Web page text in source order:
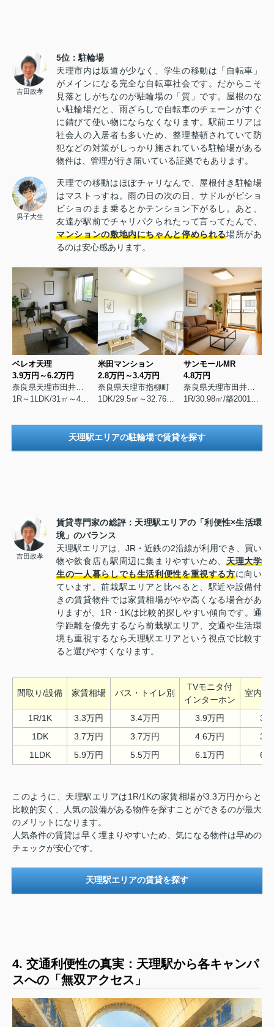
吉田政孝
5位：駐輪場
天理市内は坂道が少なく、学生の移動は「自転車」
がメインになる完全な自転車社会です。だからこそ
見落としがちなのが駐輪場の「質」です。屋根のな
い駐輪場だと、雨ざらしで自転車のチェーンがすぐ
に錆びて使い物にならなくなります。駅前エリアは
社会人の入居者も多いため、整理整頓されていて防
犯などの対策がしっかり施されている駐輪場がある
物件は、管理が行き届いている証拠でもあります。
男子大生
天理での移動はほぼチャリなんで、屋根付き駐輪場
はマストっすね。雨の日の次の日、サドルがビショ
ビショのまま乗るとかテンション下がるし。あと、
友達が駅前でチャリパクられたって言ってたんで、
マンションの敷地内にちゃんと停められる場所があ
るのは安心感あります。
ベレオ天理
3.9万円～6.2万円
奈良県天理市田井庄町
1R～1LDK/31㎡～41㎡/築2009年1月
米田マンション
2.8万円～3.4万円
奈良県天理市指柳町
1DK/29.5㎡～32.76㎡/築1993年4月
サンモールMR
4.8万円
奈良県天理市田井庄町
1R/30.98㎡/築2001年7月
天理駅エリアの駐輪場で賃貸を探す
吉田政孝
賃貸専門家の総評：天理駅エリアの「利便性×生活環
境」のバランス
天理駅エリアは、JR・近鉄の2沿線が利用でき、買い
物や飲食店も駅周辺に集まりやすいため、天理大学
生の一人暮らしでも生活利便性を重視する方に向い
ています。前栽駅エリアと比べると、駅近や設備付
きの賃貸物件では家賃相場がやや高くなる場合があ
りますが、1R・1Kは比較的探しやすい傾向です。通
学距離を優先するなら前栽駅エリア、交通や生活環
境も重視するなら天理駅エリアという視点で比較す
ると選びやすくなります。
間取り/設備 家賃相場 バス・トイレ別
TVモニタ付
インターホン
室内洗
1R/1K 3.3万円 3.4万円 3.9万円
3.5
1DK
3.7万円 3.7万円 4.6万円
3.9
1LDK
5.9万円 5.5万円 6.1万円 6.0
このように、天理駅エリアは1R/1Kの家賃相場が3.3万円からと
比較的安く、人気の設備がある物件を探すことができるのが最大
のメリットになります。
人気条件の賃貸は早く埋まりやすいため、気になる物件は早めの
チェックが安心です。
天理駅エリアの賃貸を探す
4. 交通利便性の真実：天理駅から各キャンパ
スへの「無双アクセス」